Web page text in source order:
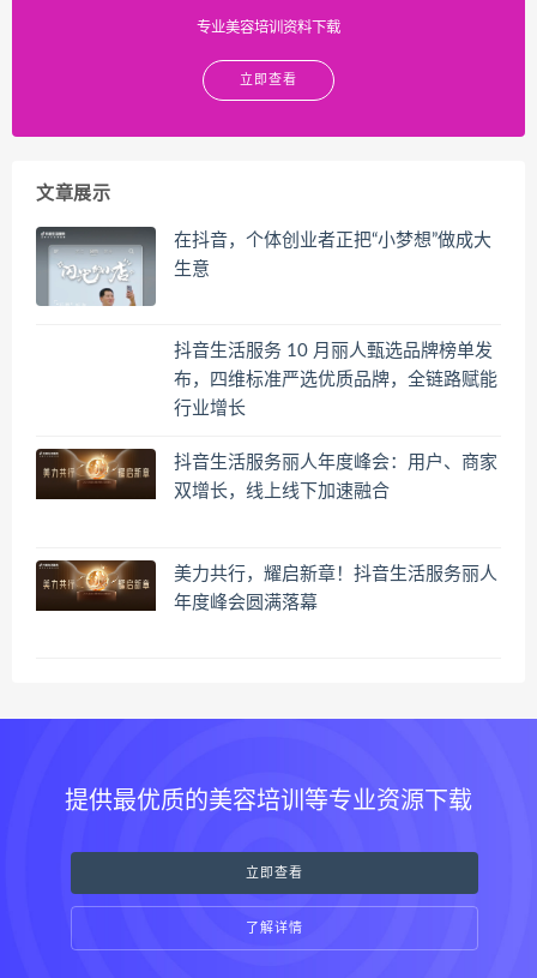
专业美容培训资料下载
立即查看
文章展示
在抖音，个体创业者正把“小梦想”做成大
生意
抖音生活服务 10 月丽人甄选品牌榜单发
布，四维标准严选优质品牌，全链路赋能
行业增长
抖音生活服务丽人年度峰会：用户、商家
双增长，线上线下加速融合
美力共行，耀启新章！抖音生活服务丽人
年度峰会圆满落幕
提供最优质的美容培训等专业资源下载
立即查看
了解详情